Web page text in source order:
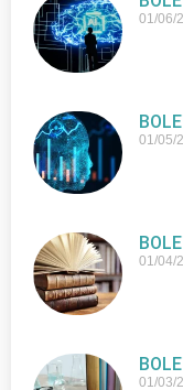
01/06/
01/05/
01/04/
01/03/